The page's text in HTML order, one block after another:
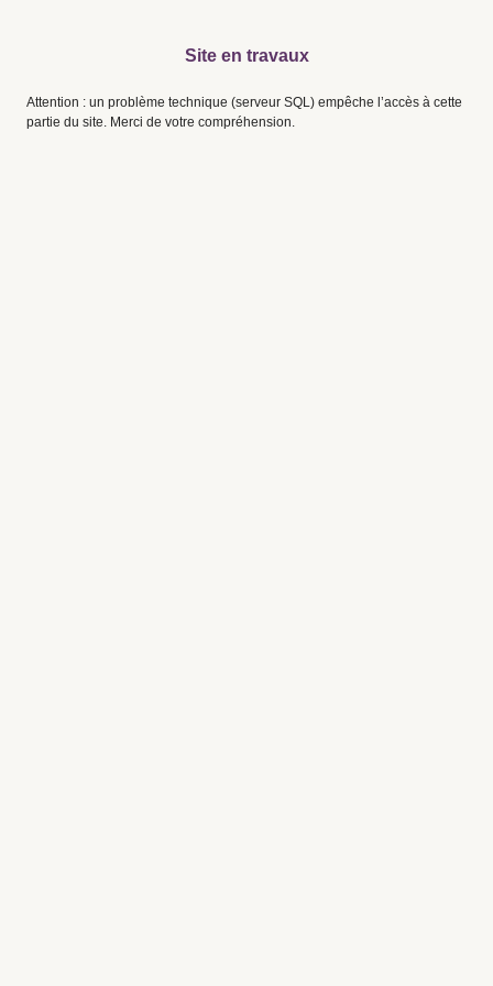
Site en travaux
Attention : un problème technique (serveur SQL) empêche l’accès à cette
partie du site. Merci de votre compréhension.